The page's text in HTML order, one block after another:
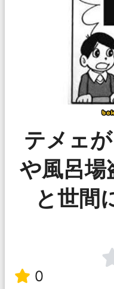
テメェ
や風呂場
と世間
0